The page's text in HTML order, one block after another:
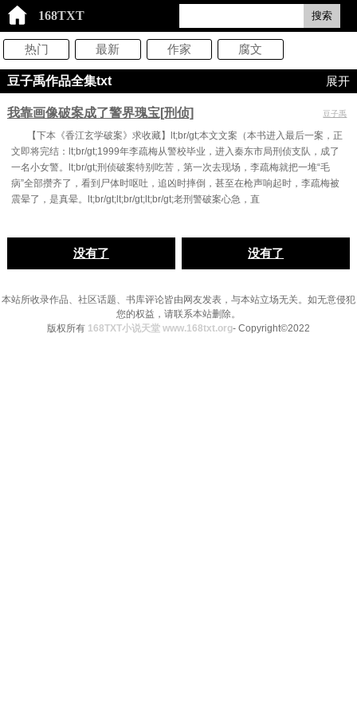
168TXT 搜索
热门 最新 作家 腐文
豆子禹作品全集txt 展开
我靠画像破案成了警界瑰宝[刑侦] 豆子禹
【下本《香江玄学破案》求收藏】lt;br/gt;本文文案（本书进入最后一案，正
文即将完结：lt;br/gt;1999年李疏梅从警校毕业，进入秦东市局刑侦支队，成了
一名小女警。lt;br/gt;刑侦破案特别吃苦，第一次去现场，李疏梅就把一堆“毛
病”全部攒齐了，看到尸体时呕吐，追凶时摔倒，甚至在枪声响起时，李疏梅被
震晕了，是真晕。lt;br/gt;lt;br/gt;lt;br/gt;老刑警破案心急，直
没有了 没有了
本站所收录作品、社区话题、书库评论皆由网友发表，与本站立场无关。如无意侵犯
您的权益，请联系本站删除。
版权所有 168TXT小说天堂 www.168txt.org- Copyright©2022